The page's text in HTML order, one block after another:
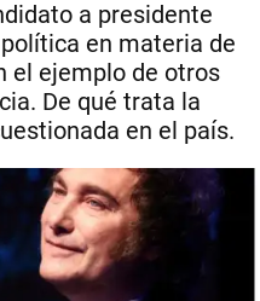
a presidente
en materia de
el ejemplo de otros
De qué trata la
en el país.